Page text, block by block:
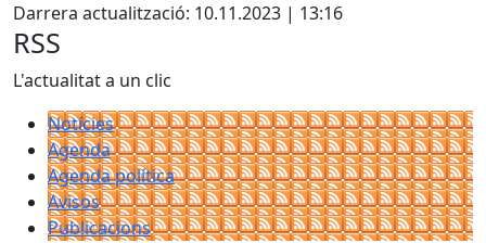
Darrera actualització: 10.11.2023 | 13:16
RSS
L'actualitat a un clic
Notícies
Agenda
Agenda política
Avisos
Publicacions